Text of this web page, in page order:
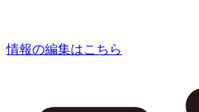
情報の編集はこちら